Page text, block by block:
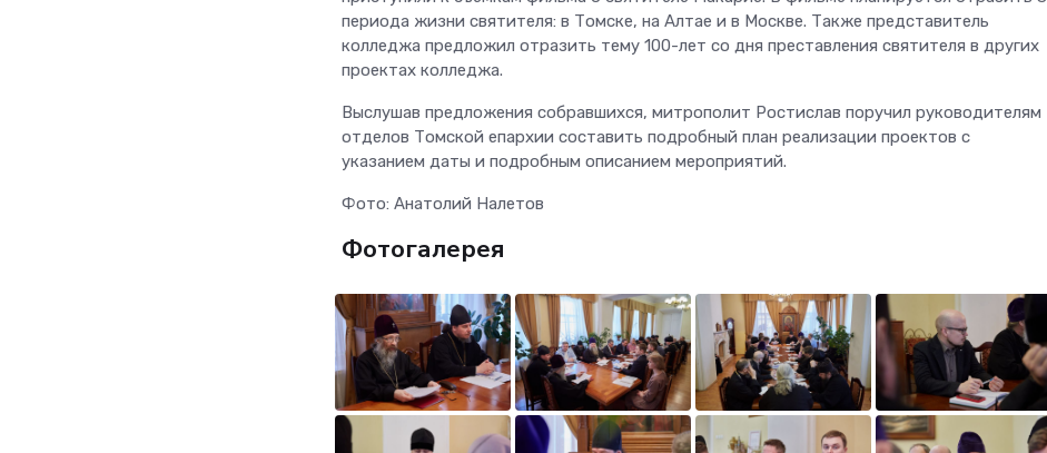
периода жизни святителя: в Томске, на Алтае и в Москве. Также представитель
колледжа предложил отразить тему 100-лет со дня преставления святителя в других
проектах колледжа.
Выслушав предложения собравшихся, митрополит Ростислав поручил руководителям
отделов Томской епархии составить подробный план реализации проектов с
указанием даты и подробным описанием мероприятий.
Фото: Анатолий Налетов
Фотогалерея